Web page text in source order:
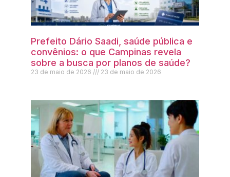
Prefeito Dário Saadi, saúde pública e
convênios: o que Campinas revela
sobre a busca por planos de saúde?
23 de maio de 2026 23 de maio de 2026